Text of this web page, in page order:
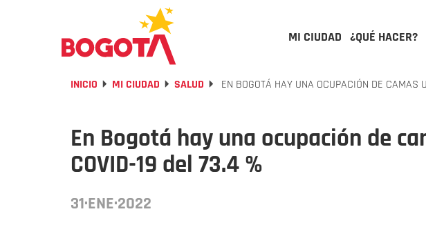
MI CIUDAD ¿QUÉ HACER?
INICIO MI CIUDAD SALUD EN BOGOTÁ HAY UNA OCUPACIÓN DE CAMAS
En Bogotá hay una ocupación de
COVID-19 del 73.4 %
31·ENE·2022